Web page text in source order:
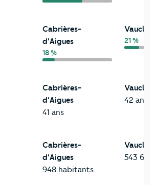
Cabrières-
d'Aigues
18 %
Vaucluse
21 %
Cabrières-
d'Aigues
41 ans
Vaucluse
42 ans
Cabrières-
d'Aigues
948 habitants
Vaucluse
543